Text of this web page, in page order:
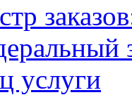
услуги